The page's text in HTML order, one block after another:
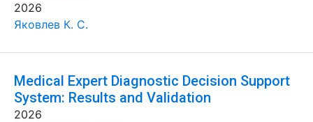
2026
Яковлев К. С.
Medical Expert Diagnostic Decision Support
System: Results and Validation
2026